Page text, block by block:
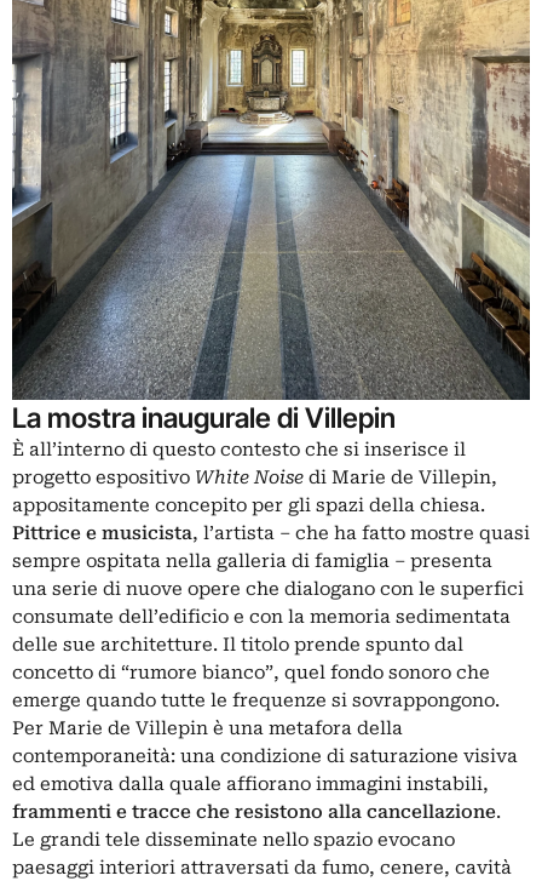
La mostra inaugurale di Villepin
È all’interno di questo contesto che si inserisce il
progetto espositivo White Noise di Marie de Villepin,
appositamente concepito per gli spazi della chiesa.
Pittrice e musicista, l’artista – che ha fatto mostre quasi
sempre ospitata nella galleria di famiglia – presenta
una serie di nuove opere che dialogano con le superfici
consumate dell’edificio e con la memoria sedimentata
delle sue architetture. Il titolo prende spunto dal
concetto di “rumore bianco”, quel fondo sonoro che
emerge quando tutte le frequenze si sovrappongono.
Per Marie de Villepin è una metafora della
contemporaneità: una condizione di saturazione visiva
ed emotiva dalla quale affiorano immagini instabili,
frammenti e tracce che resistono alla cancellazione.
Le grandi tele disseminate nello spazio evocano
paesaggi interiori attraversati da fumo, cenere, cavità